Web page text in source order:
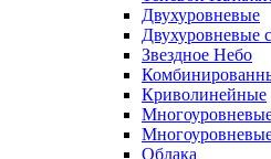
Двухуровневые
Двухуровневые
Звездное Небо
Криволинейные
Облака